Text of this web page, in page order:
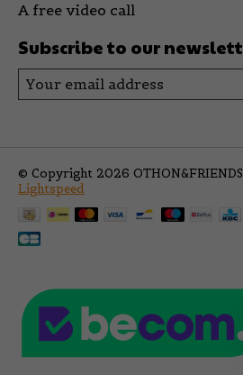
A free video call
Subscribe to our
© Copyright 2026
Lightspeed